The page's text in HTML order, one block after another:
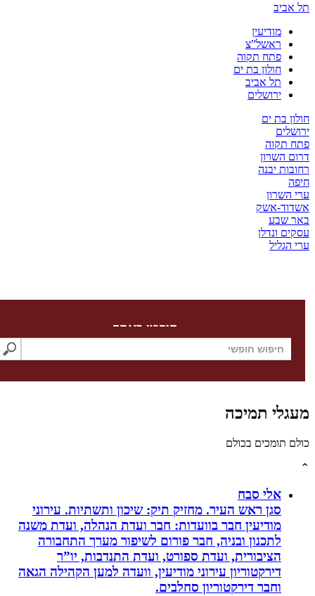
מודיעין
ראשל”צ
פתח תקוה
חולון בת ים
תל אביב
ירושלים
בת ים
יבנה
אשק
ונדלן
חיפוש באתר
תמיכה
בכולם
אלי סבח
סגן ראש העיר. מחזיק תיק: שיכון ותשתיות. עירוני
מודיעין חבר בוועדות: חבר ועדת הנהלה, ועדת משנה
לתכנון ובניה, חבר פורום לשיפור מערך התחבורה
הציבורית, ועדת ספורט, ועדת התנדבות, יו”ר
דירקטוריון עירוני מודיעין, וועדה למען הקהילה הגאה
וחבר דירקטוריון סחלבים.